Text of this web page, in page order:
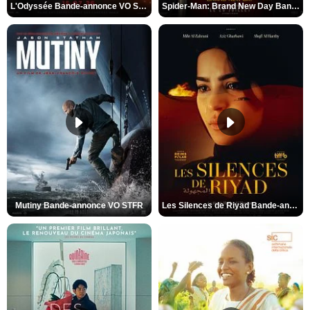
L'Odyssée Bande-annonce VO STFR Spider-Man: Brand New Day Bande-annonce VO STFR
Mutiny Bande-annonce VO STFR Les Silences de Riyad Bande-annonce VO STFR